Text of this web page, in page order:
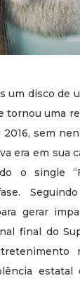
um disco de
tornou uma
sem
era em sua
o single
gerar
final do
estatal